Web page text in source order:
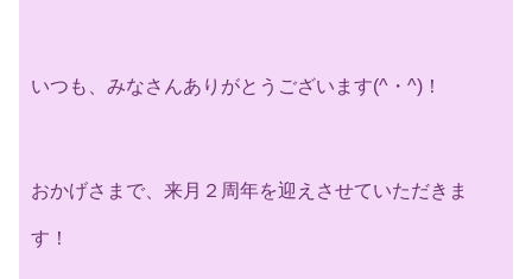
いつも、みなさんありがとうございます(^・^)！
おかげさまで、来月２周年を迎えさせていただきま
す！